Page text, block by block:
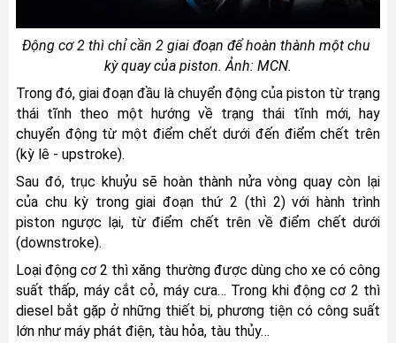
Động cơ 2 thì chỉ cần 2 giai đoạn để hoàn thành một chu
kỳ quay của piston. Ảnh: MCN.
Trong đó, giai đoạn đầu là chuyển động của piston từ trạng
thái tĩnh theo một hướng về trạng thái tĩnh mới, hay
chuyển động từ một điểm chết dưới đến điểm chết trên
(kỳ lê - upstroke).
Sau đó, trục khuỷu sẽ hoàn thành nửa vòng quay còn lại
của chu kỳ trong giai đoạn thứ 2 (thì 2) với hành trình
piston ngược lại, từ điểm chết trên về điểm chết dưới
(downstroke).
Loại động cơ 2 thì xăng thường được dùng cho xe có công
suất thấp, máy cắt cỏ, máy cưa… Trong khi động cơ 2 thì
diesel bắt gặp ở những thiết bị, phương tiện có công suất
lớn như máy phát điện, tàu hỏa, tàu thủy…